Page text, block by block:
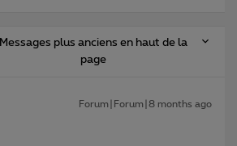
Messages plus anciens en haut de la
page
Forum|Forum|8 months ago